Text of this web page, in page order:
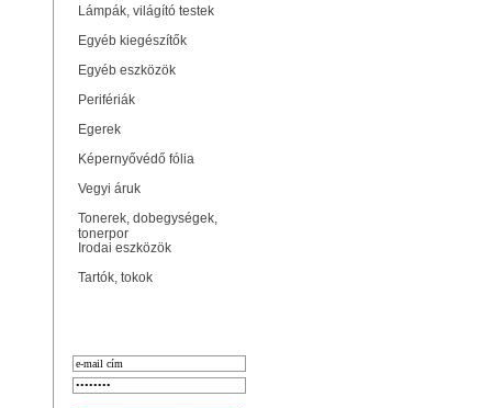
Lámpák, világító testek
Egyéb kiegészítők
Egyéb eszközök
Perifériák
Egerek
Képernyővédő fólia
Vegyi áruk
Tonerek, dobegységek,
tonerpor
Irodai eszközök
Tartók, tokok